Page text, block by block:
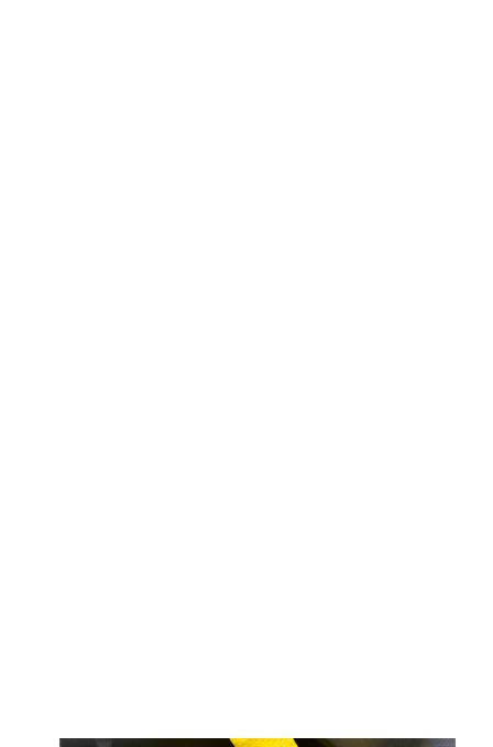
браузером. Это,